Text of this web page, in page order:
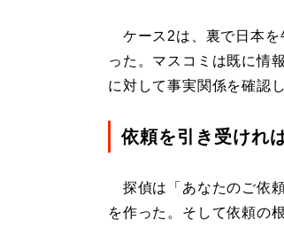
ケース2は、裏で日本を
った。マスコミは既に情
に対して事実関係を確認
依頼を引き受けれ
探偵は「あなたのご依
を作った。そして依頼の